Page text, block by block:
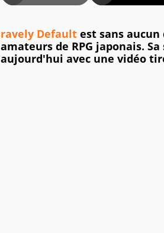
ravely Default est sans
amateurs de RPG japonais.
aujourd'hui avec une vidéo